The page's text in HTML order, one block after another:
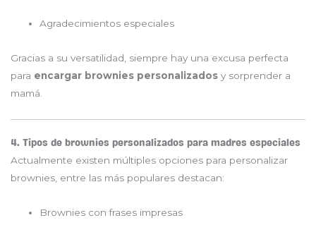
Agradecimientos especiales
Gracias a su versatilidad, siempre hay una excusa perfecta
para encargar brownies personalizados y sorprender a
mamá.
4. Tipos de brownies personalizados para madres especiales
Actualmente existen múltiples opciones para personalizar
brownies, entre las más populares destacan:
Brownies con frases impresas